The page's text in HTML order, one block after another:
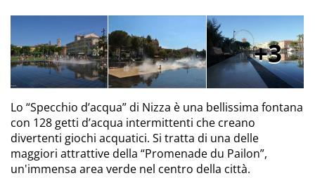
3
Lo “Specchio d’acqua” di Nizza è una bellissima fontana
con 128 getti d’acqua intermittenti che creano
divertenti giochi acquatici. Si tratta di una delle
maggiori attrattive della “Promenade du Pailon”,
un'immensa area verde nel centro della città.